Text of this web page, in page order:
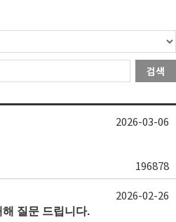
검색
196878
2026-03-06
질문 드립니다.
2026-02-26